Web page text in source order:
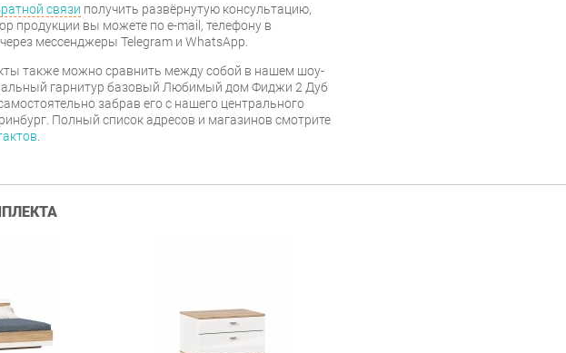
связи получить развёрнутую консультацию,
продукции вы можете по e-mail, телефону в
мессенджеры Telegram и WhatsApp.
также можно сравнить между собой в нашем шоу-
гарнитур базовый Любимый дом Фиджи 2 Дуб
забрав его с нашего центрального
Полный список адресов и магазинов смотрите